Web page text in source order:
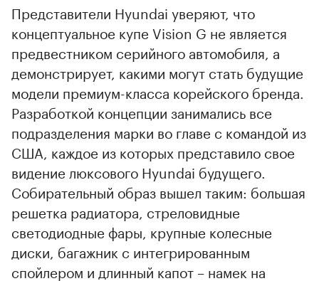
Представители Hyundai уверяют, что
концептуальное купе Vision G не является
предвестником серийного автомобиля, а
демонстрирует, какими могут стать будущие
модели премиум-класса корейского бренда.
Разработкой концепции занимались все
подразделения марки во главе с командой из
США, каждое из которых представило свое
видение люксового Hyundai будущего.
Собирательный образ вышел таким: большая
решетка радиатора, стреловидные
светодиодные фары, крупные колесные
диски, багажник с интегрированным
спойлером и длинный капот – намек на